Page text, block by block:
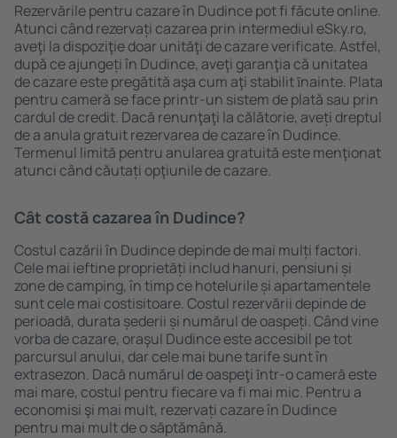
Rezervările pentru cazare în Dudince pot fi făcute online.
Atunci când rezervați cazarea prin intermediul eSky.ro,
aveţi la dispoziţie doar unităţi de cazare verificate. Astfel,
după ce ajungeți în Dudince, aveţi garanţia că unitatea
de cazare este pregătită aşa cum aţi stabilit ȋnainte. Plata
pentru cameră se face printr-un sistem de plată sau prin
cardul de credit. Dacă renunţaţi la călătorie, aveți dreptul
de a anula gratuit rezervarea de cazare în Dudince.
Termenul limită pentru anularea gratuită este menţionat
atunci când căutați opţiunile de cazare.
Cât costă cazarea în Dudince?
Costul cazării în Dudince depinde de mai mulți factori.
Cele mai ieftine proprietăți includ hanuri, pensiuni și
zone de camping, în timp ce hotelurile și apartamentele
sunt cele mai costisitoare. Costul rezervării depinde de
perioadă, durata șederii și numărul de oaspeți. Când vine
vorba de cazare, oraşul Dudince este accesibil pe tot
parcursul anului, dar cele mai bune tarife sunt în
extrasezon. Dacă numărul de oaspeţi ȋntr-o cameră este
mai mare, costul pentru fiecare va fi mai mic. Pentru a
economisi şi mai mult, rezervați cazare în Dudince
pentru mai mult de o săptămână.